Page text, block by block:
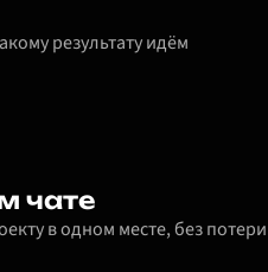
результату идём
чате
в одном месте, без потери